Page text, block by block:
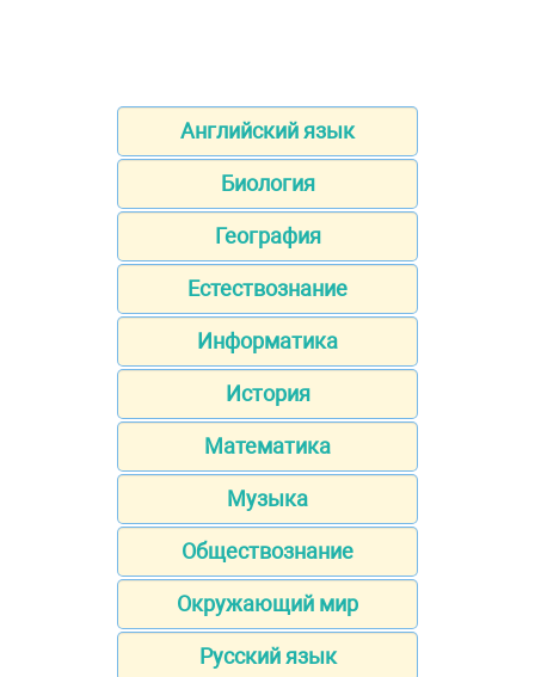
Английский язык
Биология
География
Естествознание
Информатика
История
Математика
Музыка
Обществознание
Окружающий мир
Русский язык